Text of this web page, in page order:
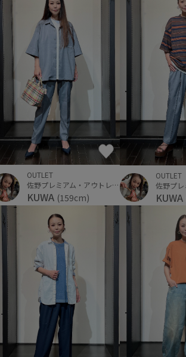
OUTLET
佐野プレミアム・アウトレット
KUWA (159cm)
OUTLET
KUWA